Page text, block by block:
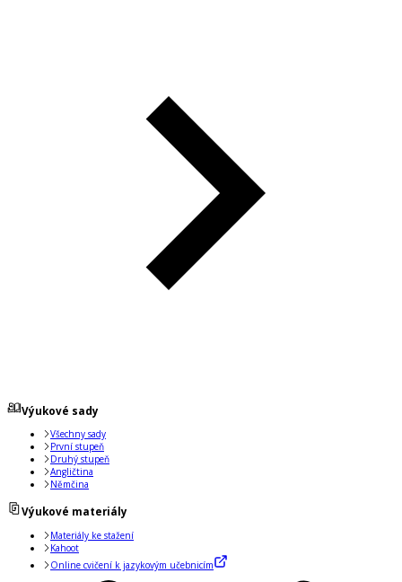
Výukové sady
Všechny sady
První stupeň
Druhý stupeň
Angličtina
Němčina
Výukové materiály
Materiály ke stažení
Kahoot
Online cvičení k jazykovým učebnicím